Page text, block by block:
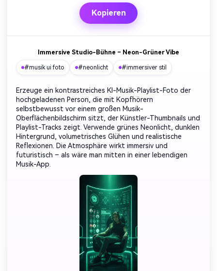
Kopieren
Immersive Studio-Bühne – Neon-Grüner Vibe
#musik ui foto #neonlicht #immersiver stil
Erzeuge ein kontrastreiches KI-Musik-Playlist-Foto der
hochgeladenen Person, die mit Kopfhörern
selbstbewusst vor einem großen Musik-
Oberflächenbildschirm sitzt, der Künstler-Thumbnails und
Playlist-Tracks zeigt. Verwende grünes Neonlicht, dunklen
Hintergrund, volumetrisches Glühen und realistische
Reflexionen. Die Atmosphäre wirkt immersiv und
futuristisch – als wäre man mitten in einer lebendigen
Musik-App.